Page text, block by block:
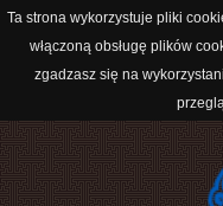
Ta strona wykorzystuje pliki
włączoną obsługę plików
zgadzasz się na